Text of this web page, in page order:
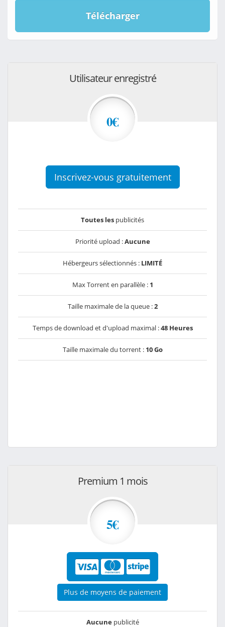
Télécharger
Utilisateur enregistré
0€
Inscrivez-vous gratuitement
Toutes les publicités
Priorité upload :Aucune
Hébergeurs sélectionnés : LIMITÉ
Max Torrent en parallèle : 1
Taille maximale de la queue :2
Temps de download et d'upload maximal :48 Heures
Taille maximale du torrent : 10 Go
Premium 1 mois
5€
Plus de moyens de paiement
Aucunepublicité